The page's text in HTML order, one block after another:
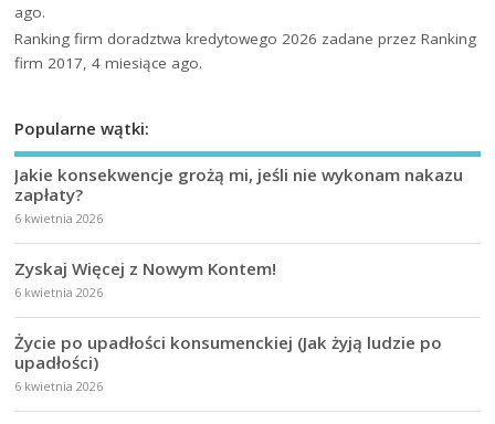
ago.
Ranking firm doradztwa kredytowego 2026 zadane przez Ranking
firm 2017, 4 miesiące ago.
Popularne wątki:
Jakie konsekwencje grożą mi, jeśli nie wykonam nakazu
zapłaty?
6 kwietnia 2026
Zyskaj Więcej z Nowym Kontem!
6 kwietnia 2026
Życie po upadłości konsumenckiej (Jak żyją ludzie po
upadłości)
6 kwietnia 2026